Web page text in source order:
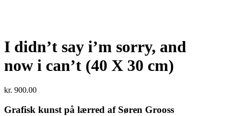
I didn’t say i’m sorry, and
now i can’t (40 X 30 cm)
kr. 900.00
Grafisk kunst på lærred af Søren Grooss